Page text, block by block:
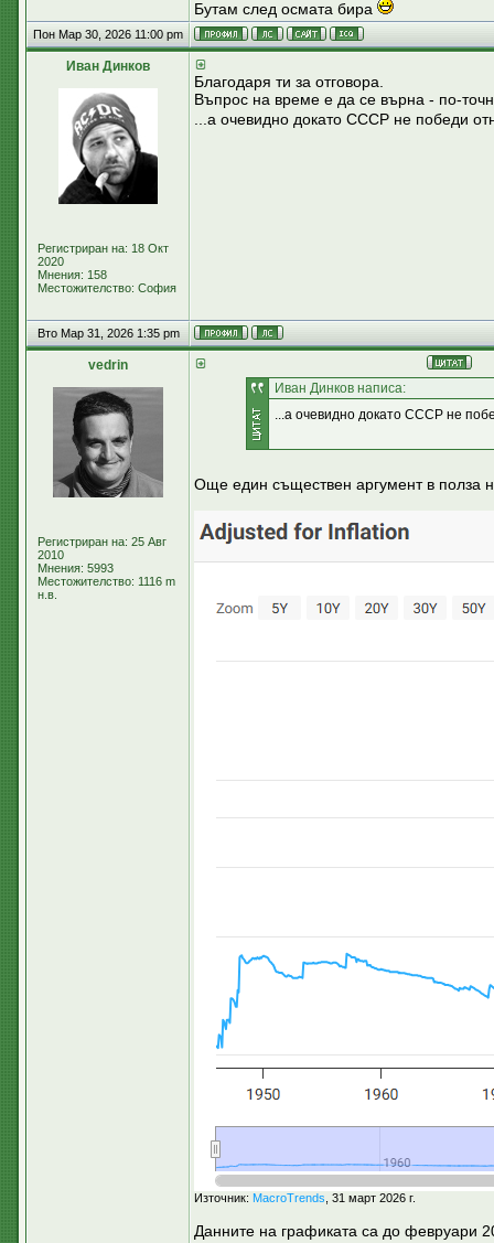
Бутам след осмата бира
Пон Мар 30, 2026 11:00 pm
Иван Динков
Регистриран на: 18 Окт
2020
Мнения: 158
Местожителство: София
Благодаря ти за отговора.
Въпрос на време е да се върна - по-
...а очевидно докато СССР не победи
Вто Мар 31, 2026 1:35 pm
vedrin
Регистриран на: 25 Авг
2010
Мнения: 5993
Местожителство: 1116 m
н.в.
Иван Динков написа:
...а очевидно докато СССР не
Още един съществен аргумент в полза
Източник: MacroTrends , 31 март 2026 г.
Данните на графиката са до февруари